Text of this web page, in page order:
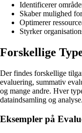
Identificerer
Skaber mulighed
Optimerer
Styrker
Forskellige
Der findes forskellige
evaluering, summativ
og mange andre. Hver
dataindsamling og analyse.
Eksempler på